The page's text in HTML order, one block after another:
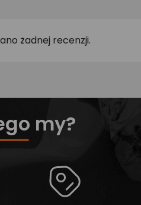
żadnej recenzji.
my?